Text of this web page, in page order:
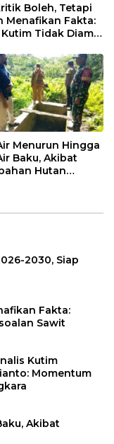
Boleh, Tetapi
Menafikan Fakta:
Tidak Diam
Menurun Hingga
Baku, Akibat
Hutan
2030, Siap
Fakta:
Sawit
Kutim
Momentum
Akibat